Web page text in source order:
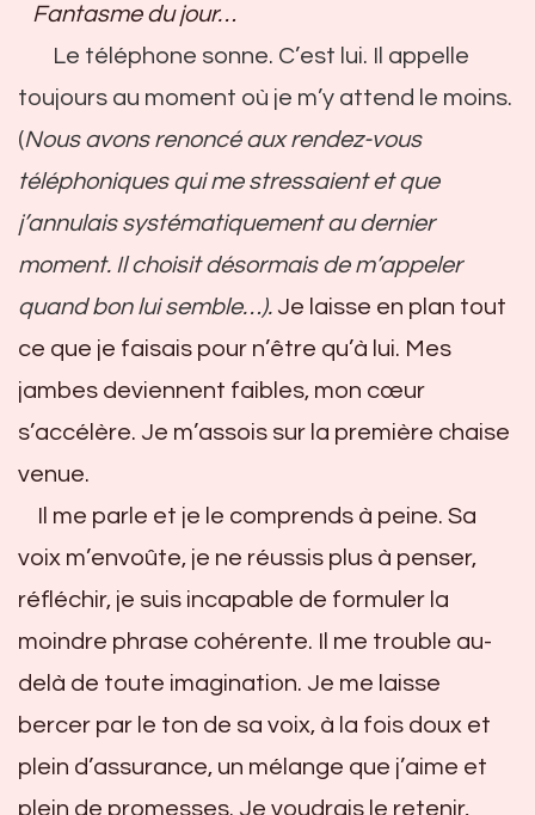
Fantasme du jour…
Le téléphone sonne. C’est lui. Il appelle
toujours au moment où je m’y attend le moins.
(Nous avons renoncé aux rendez-vous
téléphoniques qui me stressaient et que
j’annulais systématiquement au dernier
moment. Il choisit désormais de m’appeler
quand bon lui semble…). Je laisse en plan tout
ce que je faisais pour n’être qu’à lui. Mes
jambes deviennent faibles, mon cœur
s’accélère. Je m’assois sur la première chaise
venue.
Il me parle et je le comprends à peine. Sa
voix m’envoûte, je ne réussis plus à penser,
réfléchir, je suis incapable de formuler la
moindre phrase cohérente. Il me trouble au-
delà de toute imagination. Je me laisse
bercer par le ton de sa voix, à la fois doux et
plein d’assurance, un mélange que j’aime et
plein de promesses. Je voudrais le retenir,